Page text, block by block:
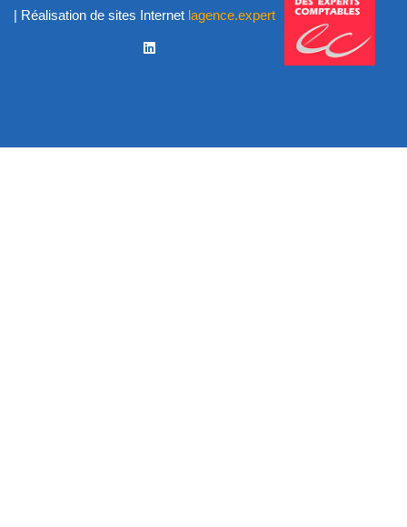
| Réalisation de sites Internet lagence.expert